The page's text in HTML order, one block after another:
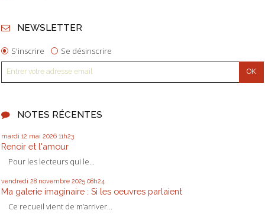
NEWSLETTER
S'inscrire Se désinscrire
NOTES RÉCENTES
mardi 12 mai 2026 11h23
Renoir et l'amour
Pour les lecteurs qui le...
vendredi 28 novembre 2025 08h24
Ma galerie imaginaire : Si les oeuvres parlaient
Ce recueil vient de m’arriver...